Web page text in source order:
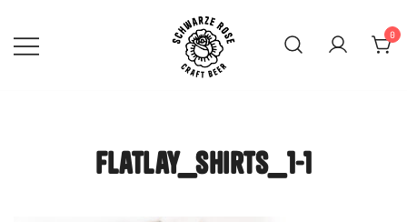
content
0
flatlay_shirts_1-1